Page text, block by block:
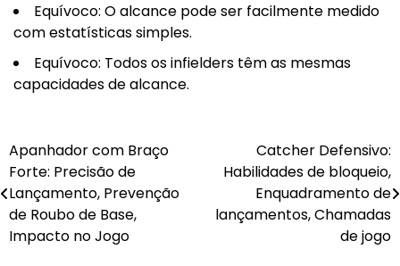
Equívoco: O alcance pode ser facilmente medido
com estatísticas simples.
Equívoco: Todos os infielders têm as mesmas
capacidades de alcance.
Post
navigation
Apanhador com Braço
Forte: Precisão de
Lançamento, Prevenção
de Roubo de Base,
Impacto no Jogo
Catcher Defensivo:
Habilidades de bloqueio,
Enquadramento de
lançamentos, Chamadas
de jogo